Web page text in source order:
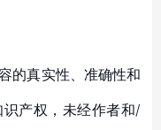
的真实性、准确性和
产权，未经作者和/